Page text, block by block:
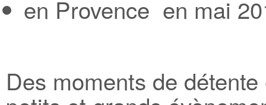
en Provence en mai
Des moments de